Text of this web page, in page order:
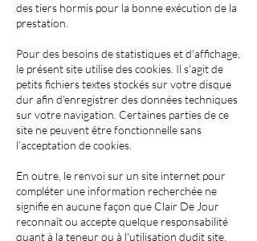
des tiers hormis pour la bonne exécution de la
prestation.
Pour des besoins de statistiques et d'affichage,
le présent site utilise des cookies. Il s'agit de
petits fichiers textes stockés sur votre disque
dur afin d'enregistrer des données techniques
sur votre navigation. Certaines parties de ce
site ne peuvent être fonctionnelle sans
l’acceptation de cookies.
En outre, le renvoi sur un site internet pour
compléter une information recherchée ne
signifie en aucune façon que Clair De Jour
reconnaît ou accepte quelque responsabilité
quant à la teneur ou à l'utilisation dudit site.